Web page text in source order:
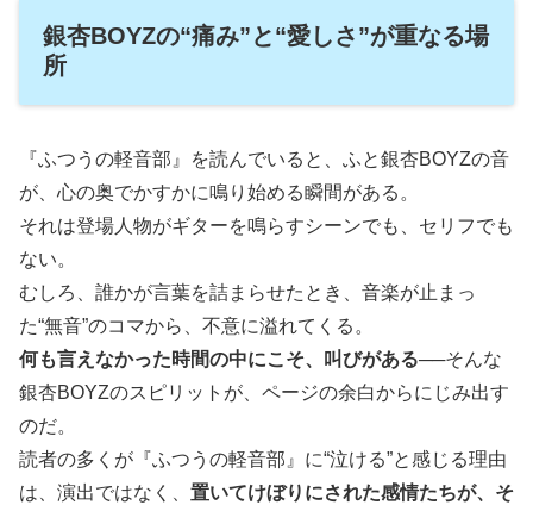
銀杏BOYZの“痛み”と“愛しさ”が重なる場
所
『ふつうの軽音部』を読んでいると、ふと銀杏BOYZの音
が、心の奥でかすかに鳴り始める瞬間がある。
それは登場人物がギターを鳴らすシーンでも、セリフでも
ない。
むしろ、誰かが言葉を詰まらせたとき、音楽が止まっ
た“無音”のコマから、不意に溢れてくる。
何も言えなかった時間の中にこそ、叫びがある──そんな
銀杏BOYZのスピリットが、ページの余白からにじみ出す
のだ。
読者の多くが『ふつうの軽音部』に“泣ける”と感じる理由
は、演出ではなく、 置いてけぼりにされた感情たちが、そ